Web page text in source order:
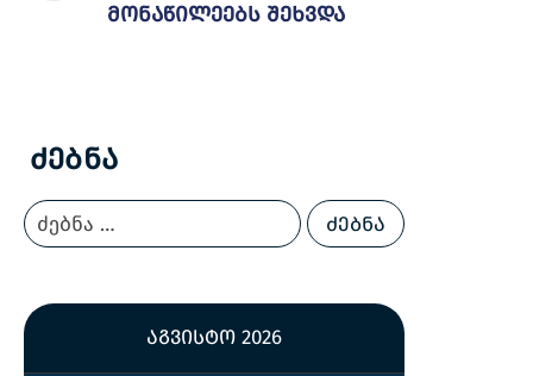
მონაწილეებს შეხვდა
Ძებნა
აგვისტო 2026